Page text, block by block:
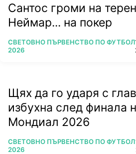
Сантос громи на
Неймар... на покер
ПОВЕЧЕ ОТ
СВЕТОВНО ПЪРВЕНСТВО ПО ФУТБОЛ
2026
Щях да го ударя с
избухна след финала
Мондиал 2026
ПОВЕЧЕ ОТ
СВЕТОВНО ПЪРВЕНСТВО ПО ФУТБОЛ
2026